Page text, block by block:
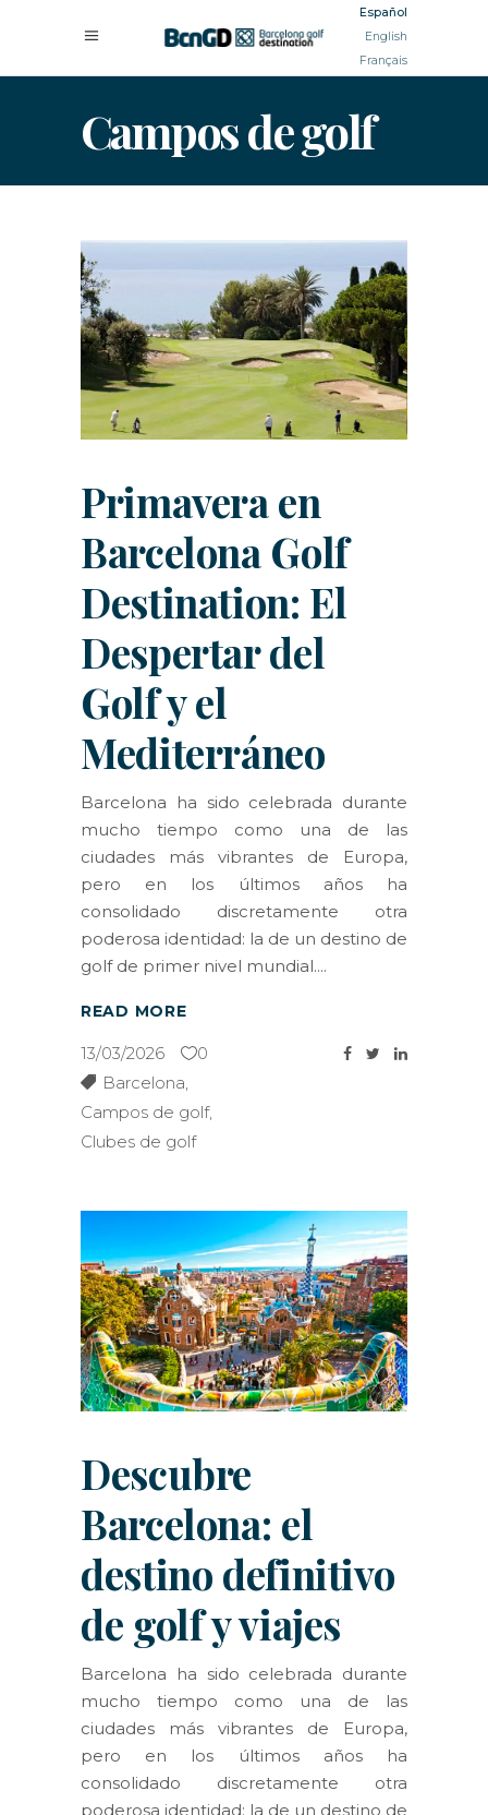
Español
English
Français
Campos de golf
Primavera en
Barcelona Golf
Destination: El
Despertar del
Golf y el
Mediterráneo
Barcelona ha sido celebrada durante
mucho tiempo como una de las
ciudades más vibrantes de Europa,
pero en los últimos años ha
consolidado discretamente otra
poderosa identidad: la de un destino de
golf de primer nivel mundial.
READ MORE
13/03/2026
0
Barcelona,
Campos de golf,
Clubes de golf
Descubre
Barcelona: el
destino definitivo
de golf y viajes
Barcelona ha sido celebrada durante
mucho tiempo como una de las
ciudades más vibrantes de Europa,
pero en los últimos años ha
consolidado discretamente otra
poderosa identidad: la de un destino de